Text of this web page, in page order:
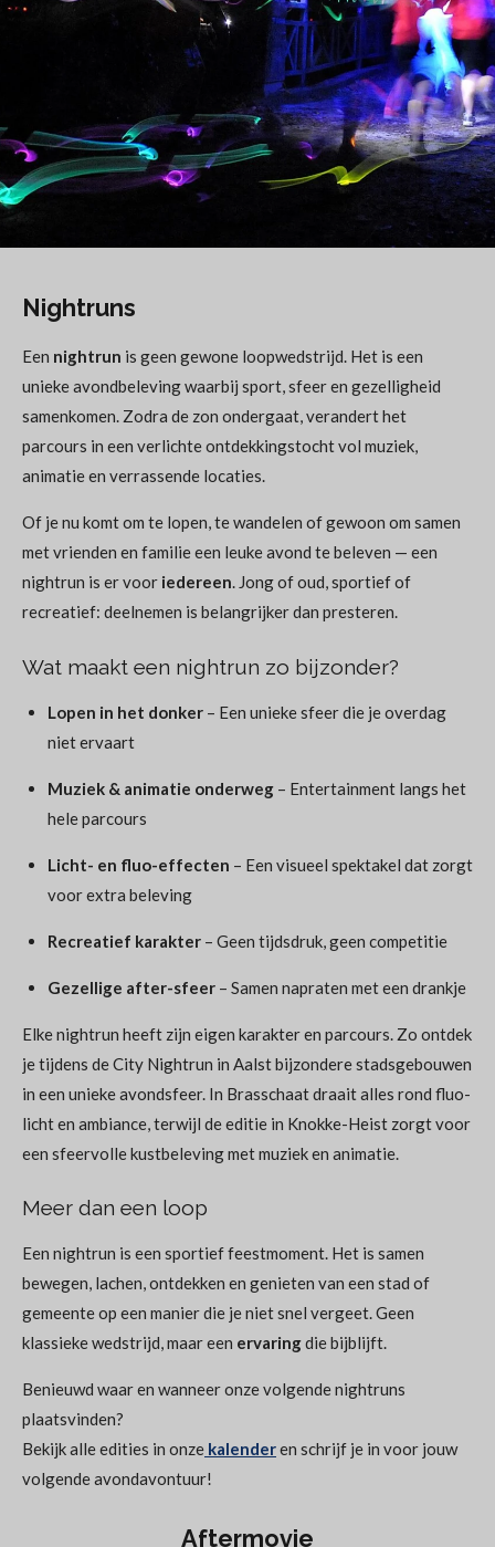
Nightruns
Een nightrun is geen gewone loopwedstrijd. Het is een
unieke avondbeleving waarbij sport, sfeer en gezelligheid
samenkomen. Zodra de zon ondergaat, verandert het
parcours in een verlichte ontdekkingstocht vol muziek,
animatie en verrassende locaties.
Of je nu komt om te lopen, te wandelen of gewoon om samen
met vrienden en familie een leuke avond te beleven — een
nightrun is er voor iedereen. Jong of oud, sportief of
recreatief: deelnemen is belangrijker dan presteren.
Wat maakt een nightrun zo bijzonder?
Lopen in het donker– Een unieke sfeer die je overdag
niet ervaart
Muziek & animatie onderweg– Entertainment langs het
hele parcours
Licht- en fluo-effecten – Een visueel spektakel dat zorgt
voor extra beleving
Recreatief karakter– Geen tijdsdruk, geen competitie
Gezellige after-sfeer– Samen napraten met een drankje
Elke nightrun heeft zijn eigen karakter en parcours. Zo ontdek
je tijdens de City Nightrun in Aalstbijzondere stadsgebouwen
in een unieke avondsfeer. In Brasschaatdraait alles rond fluo-
licht en ambiance, terwijl de editie in Knokke-Heist zorgt voor
een sfeervolle kustbeleving met muziek en animatie.
Meer dan een loop
Een nightrun is een sportief feestmoment. Het is samen
bewegen, lachen, ontdekken en genieten van een stad of
gemeente op een manier die je niet snel vergeet. Geen
klassieke wedstrijd, maar een ervaringdie bijblijft.
Benieuwd waar en wanneer onze volgende nightruns
plaatsvinden?
Bekijk alle edities in onze kalenderen schrijf je in voor jouw
volgende avondavontuur!
Aftermovie